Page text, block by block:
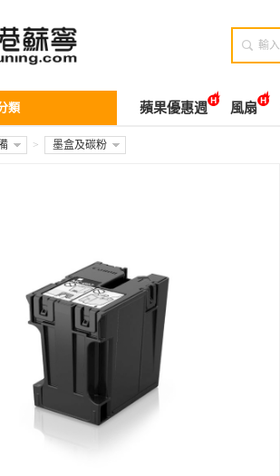

類 蘋果優惠週 風扇
> 墨盒及碳粉